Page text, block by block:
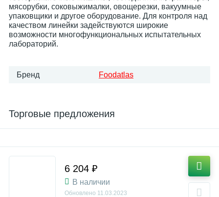
мясорубки, соковыжималки, овощерезки, вакуумные
упаковщики и другое оборудование. Для контроля над
качеством линейки задействуются широкие
возможности многофункциональных испытательных
лабораторий.
Бренд Foodatlas
Торговые предложения
6 204 ₽
В наличии
Обновлено 11.03.2023